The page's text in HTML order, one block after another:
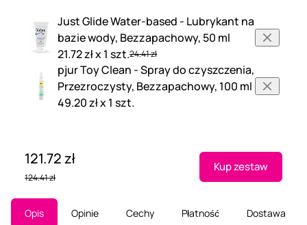
Just Glide Water-based - Lubrykant na
bazie wody, Bezzapachowy, 50 ml
21.72 zł x 1 szt.24.41 zł
pjur Toy Clean - Spray do czyszczenia,
Przezroczysty, Bezzapachowy, 100 ml
49.20 zł x 1 szt.
121.72 zł
124.41 zł
Kup zestaw
Opis Opinie Cechy Płatność Dostawa